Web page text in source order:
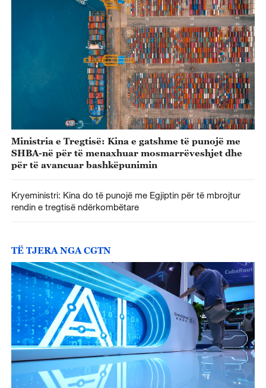
Ministria e Tregtisë: Kina e gatshme të punojë me
SHBA-në për të menaxhuar mosmarrëveshjet dhe
për të avancuar bashkëpunimin
Kryeministri: Kina do të punojë me Egjiptin për të mbrojtur
rendin e tregtisë ndërkombëtare
TË TJERA NGA CGTN